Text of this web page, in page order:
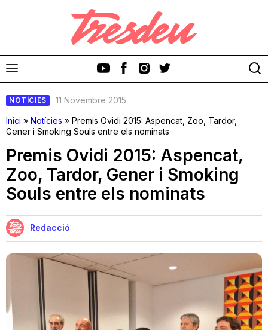
Discos
Videoclips
Festivals
Teatre
NOTÍCIES
11 Novembre 2015
Inici » Notícies » Premis Ovidi 2015: Aspencat, Zoo, Tardor,
Gener i Smoking Souls entre els nominats
Premis Ovidi 2015: Aspencat,
Zoo, Tardor, Gener i Smoking
Souls entre els nominats
Redacció